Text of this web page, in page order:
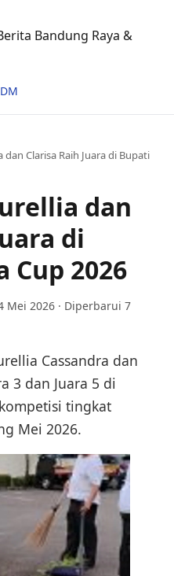
Bandung Raya &
Clarisa Raih Juara di Bupati
dan
di
Cup 2026
Mei 2026 · Diperbarui 7
Cassandra dan
3 dan Juara 5 di
tingkat
Mei 2026.